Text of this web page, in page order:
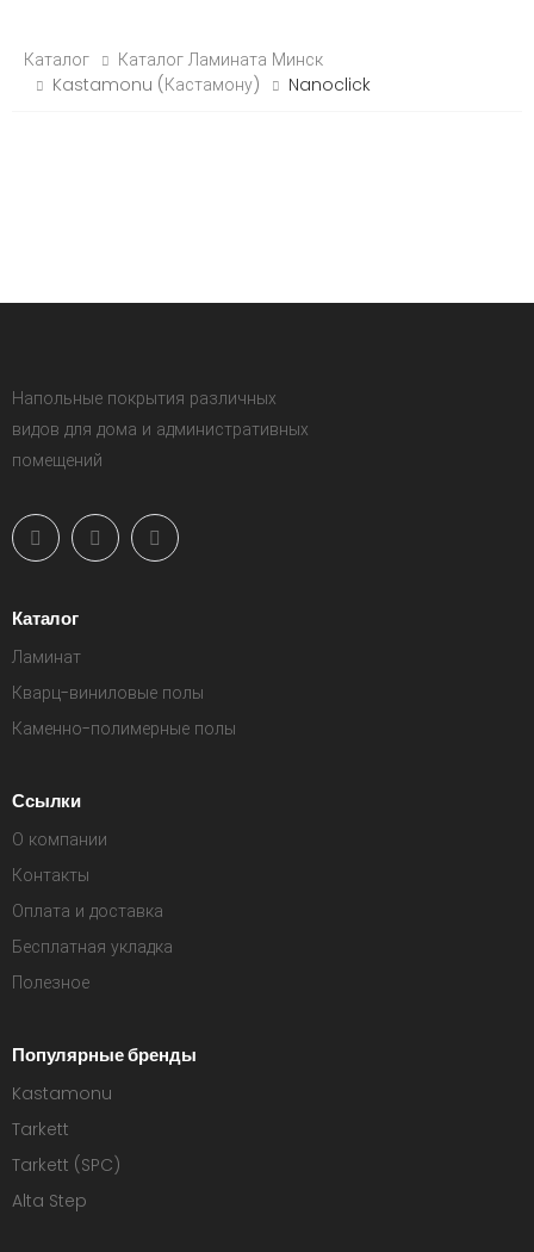
Каталог
Каталог Ламината Минск
Kastamonu (Кастамону)
Nanoclick
Напольные покрытия различных
видов для дома и административных
помещений
Каталог
Ламинат
Кварц-виниловые полы
Каменно-полимерные полы
Ссылки
О компании
Контакты
Оплата и доставка
Бесплатная укладка
Полезное
Популярные бренды
Kastamonu
Tarkett
Tarkett (SPC)
Alta Step